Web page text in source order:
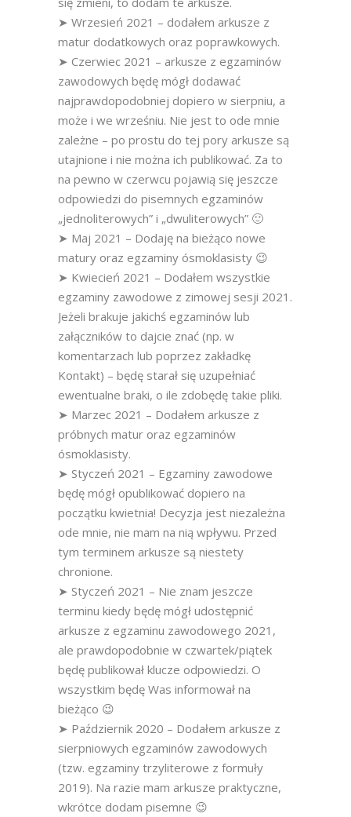
➤ Wrzesień 2021 – dodałem arkusze z
matur dodatkowych oraz poprawkowych.
➤ Czerwiec 2021 – arkusze z egzaminów
zawodowych będę mógł dodawać
najprawdopodobniej dopiero w sierpniu, a
może i we wrześniu. Nie jest to ode mnie
zależne – po prostu do tej pory arkusze są
utajnione i nie można ich publikować. Za to
na pewno w czerwcu pojawią się jeszcze
odpowiedzi do pisemnych egzaminów
„jednoliterowych” i „dwuliterowych” 🙂
➤ Maj 2021 – Dodaję na bieżąco nowe
matury oraz egzaminy ósmoklasisty 😉
➤ Kwiecień 2021 – Dodałem wszystkie
egzaminy zawodowe z zimowej sesji 2021.
Jeżeli brakuje jakichś egzaminów lub
załączników to dajcie znać (np. w
komentarzach lub poprzez zakładkę
Kontakt) – będę starał się uzupełniać
ewentualne braki, o ile zdobędę takie pliki.
➤ Marzec 2021 – Dodałem arkusze z
próbnych matur oraz egzaminów
ósmoklasisty.
➤ Styczeń 2021 – Egzaminy zawodowe
będę mógł opublikować dopiero na
początku kwietnia! Decyzja jest niezależna
ode mnie, nie mam na nią wpływu. Przed
tym terminem arkusze są niestety
chronione.
➤ Styczeń 2021 – Nie znam jeszcze
terminu kiedy będę mógł udostępnić
arkusze z egzaminu zawodowego 2021,
ale prawdopodobnie w czwartek/piątek
będę publikował klucze odpowiedzi. O
wszystkim będę Was informował na
bieżąco 😉
➤ Październik 2020 – Dodałem arkusze z
sierpniowych egzaminów zawodowych
(tzw. egzaminy trzyliterowe z formuły
2019). Na razie mam arkusze praktyczne,
wkrótce dodam pisemne 😉